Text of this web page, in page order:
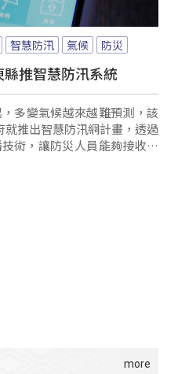
智慧防汛 氣候 防災
推智慧防汛系統
多變氣候越來越難預測，該
推出智慧防汛網計畫，透過
術，讓防災人員能夠接收最